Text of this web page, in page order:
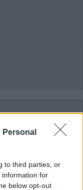
Personal
to third parties, or
information for
below opt-out